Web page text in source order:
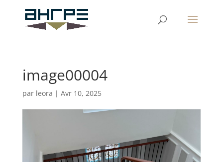
image00004
par leora | Avr 10, 2025